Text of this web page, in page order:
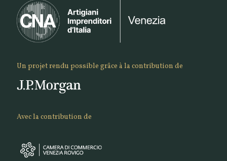
Un projet rendu possible grâce à la contribution de
Avec la contribution de